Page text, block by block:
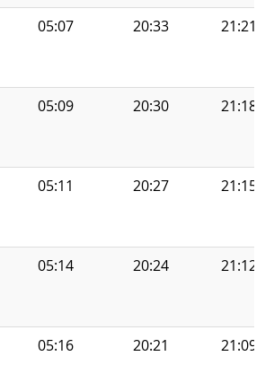
05:07 20:33 21:21
05:09 20:30 21:18
05:11 20:27 21:15
05:14 20:24 21:12
05:16 20:21 21:09